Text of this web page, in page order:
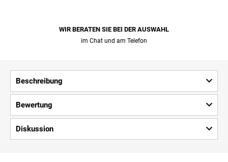
WIR BERATEN SIE BEI ​​DER AUSWAHL
im Chat und am Telefon
Beschreibung
Bewertung
Diskussion